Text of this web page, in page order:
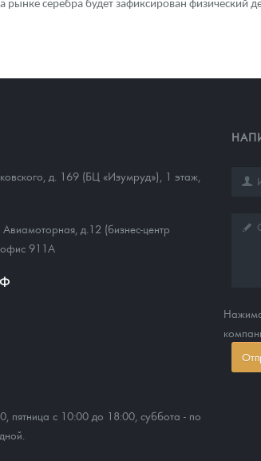
рынке серебра будет зафиксирован
д. 169 (БЦ «Изумруд»), 1 этаж,
д.12 (бизнес-центр
911А
пятница с 10:00 до 18:00, суббота - по